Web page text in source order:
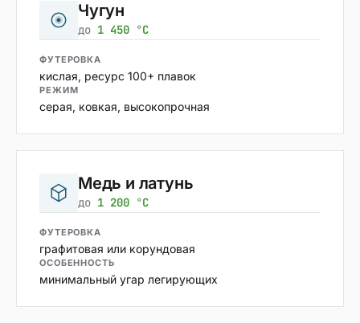
Чугун
до 1 450 °C
ФУТЕРОВКА
кислая, ресурс 100+ плавок
РЕЖИМ
серая, ковкая, высокопрочная
Медь и латунь
до 1 200 °C
ФУТЕРОВКА
графитовая или корундовая
ОСОБЕННОСТЬ
минимальный угар легирующих